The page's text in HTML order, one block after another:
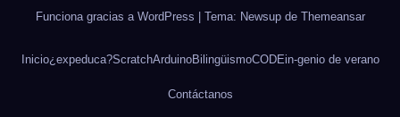
Funciona gracias a WordPress Tema: Newsup de Themeansar
Inicio¿expeduca?ScratchArduinoBilingüismoCODEin-genio de verano
Contáctanos